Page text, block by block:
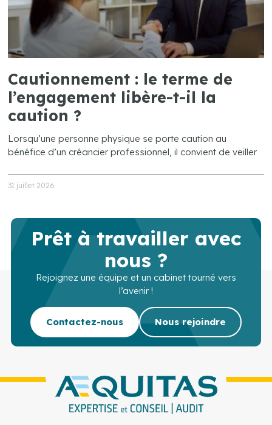
Cautionnement : le terme de
l’engagement libère-t-il la
caution ?
Lorsqu’une personne physique se porte caution au
bénéfice d’un créancier professionnel, il convient de veiller
31 juillet 2026
Prêt à travailler avec
nous ?
Rejoignez une équipe et un cabinet tourné vers
l’avenir !
Contactez-nous Nous rejoindre